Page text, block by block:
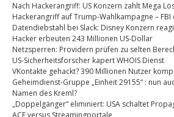
Nach Hackerangriff: US Konzern zahlt Mega
Hackerangriff auf Trump-Wahlkampagne –
Datendiebstahl bei Slack: Disney Konzern
Hacker erbeuten 243 Millionen US-Dollar
Netzsperren: Providern prüfen zu selten
US-Sicherheitsforscher kapert WHOIS Dienst
VKontakte gehackt? 390 Millionen Nutzer
Geheimdienst-Gruppe „Einheit 29155“ : nun
Namen des Kreml?
„Doppelgänger“ eliminiert: USA schaltet
ACE versus Streamingportale